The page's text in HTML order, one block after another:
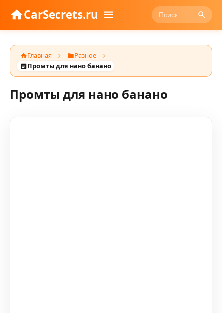
CarSecrets.ru
Главная
Разное
Промты для нано банано
Промты для нано банано